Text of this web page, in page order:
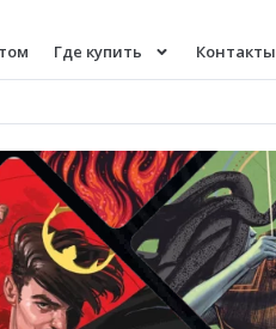
Где купить Контакты